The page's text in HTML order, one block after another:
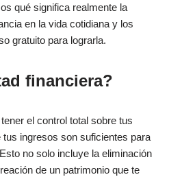
qué significa realmente la
en la vida cotidiana y los
gratuito para lograrla.
financiera?
el control total sobre tus
ingresos son suficientes para
no solo incluye la eliminación
de un patrimonio que te